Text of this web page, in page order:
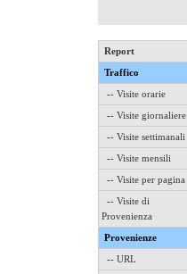
Report
Traffico
-- Visite orarie
-- Visite giornaliere
-- Visite settimanali
-- Visite mensili
-- Visite per pagina
-- Visite di
Provenienza
Provenienze
-- URL